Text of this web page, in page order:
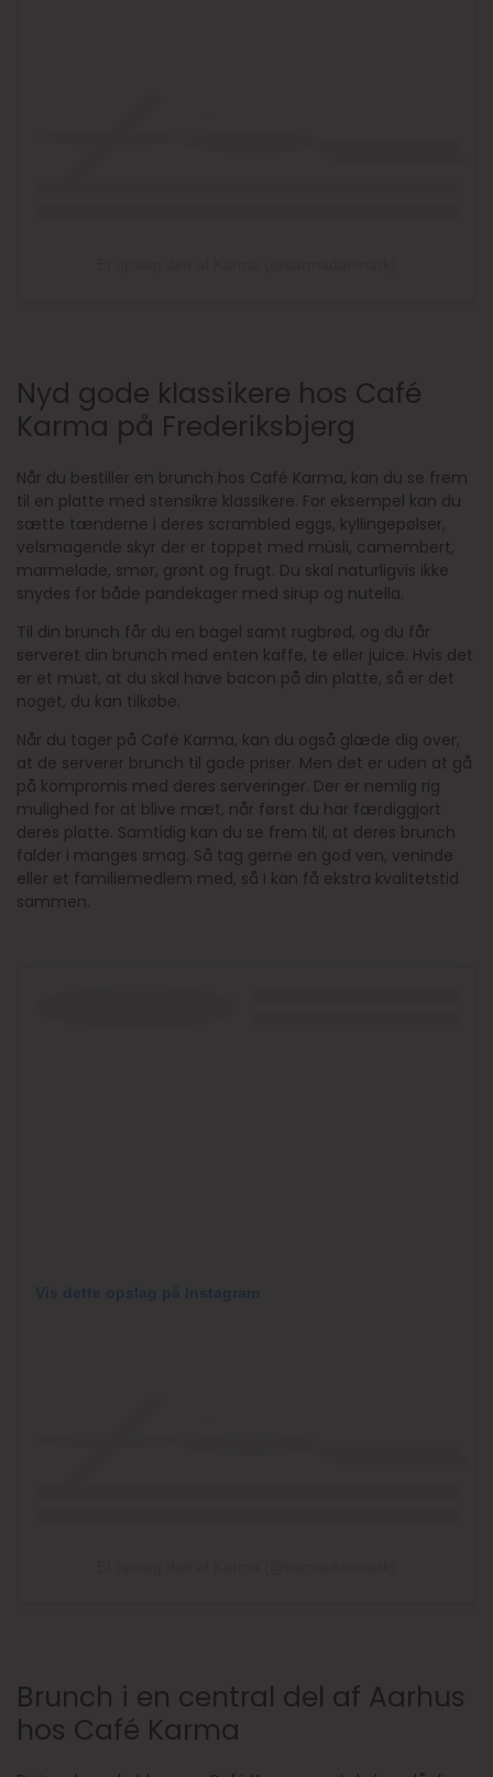
Nyd gode klassikere hos Café
Karma på Frederiksbjerg
Når du bestiller en brunch hos Café Karma, kan du se frem
til en platte med stensikre klassikere. For eksempel kan du
sætte tænderne i deres scrambled eggs, kyllingepølser,
velsmagende skyr der er toppet med müsli, camembert,
marmelade, smør, grønt og frugt. Du skal naturligvis ikke
snydes for både pandekager med sirup og nutella.
Til din brunch får du en bagel samt rugbrød, og du får
serveret din brunch med enten kaffe, te eller juice. Hvis det
er et must, at du skal have bacon på din platte, så er det
noget, du kan tilkøbe.
Når du tager på Café Karma, kan du også glæde dig over,
at de serverer brunch til gode priser. Men det er uden at gå
på kompromis med deres serveringer. Der er nemlig rig
mulighed for at blive mæt, når først du har færdiggjort
deres platte. Samtidig kan du se frem til, at deres brunch
falder i manges smag. Så tag gerne en god ven, veninde
eller et familiemedlem med, så I kan få ekstra kvalitetstid
sammen.
Vis dette opslag på Instagram
Brunch i en central del af Aarhus
hos Café Karma